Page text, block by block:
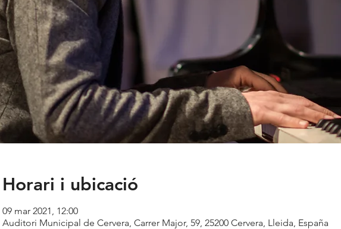
Horari i ubicació
09 mar 2021, 12:00
Auditori Municipal de Cervera, Carrer Major, 59, 25200 Cervera, Lleida, España